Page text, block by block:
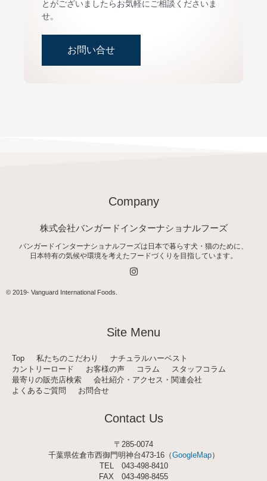
とがございましたらお気軽にご相談くださいま
せ。
お問い合せ
Company
株式会社バンガードインターナショナルフーズ
バンガードインターナショナルフーズは日本で暮らす犬・猫のために、
日本特有の気候や環境を考えたフードづくりを目指しています。
I
n
a
m
© 2019- Vanguard International Foods
Site Menu
Top 私たちのこだわり
ナチュラルハーベスト
カントリーロード
お客様の声 コラム
スタッフコラム
最寄りの販売店検索
会社紹介・アクセス・関連会社
よくあるご質問
お問合せ
Contact Us
〒285-0074
千葉県佐倉市西御門明神台473-16（GoogleMap）
TEL 043-498-8410
FAX 043-498-8455